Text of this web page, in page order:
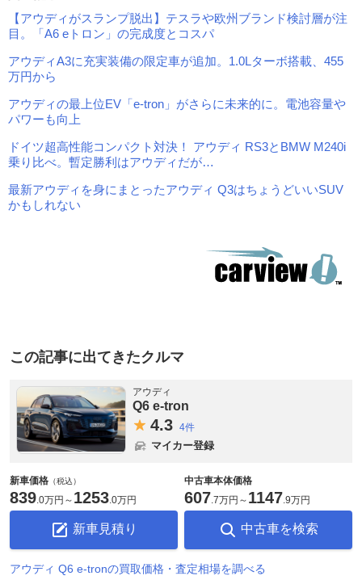
【アウディがスランプ脱出】テスラや欧州ブランド検討層が注
目。「A6 eトロン」の完成度とコスパ
アウディA3に充実装備の限定車が追加。1.0Lターボ搭載、455
万円から
アウディの最上位EV「e-tron」がさらに未来的に。電池容量や
パワーも向上
ドイツ超高性能コンパクト対決！ アウディ RS3とBMW M240i
乗り比べ。暫定勝利はアウディだが…
最新アウディを身にまとったアウディ Q3はちょうどいいSUV
かもしれない
この記事に出てきたクルマ
アウディ
Q6 e-tron
4.3 4件
マイカー登録
新車価格 （税込）
839 0万円 ～ 1253 0万円
新車見積り
中古車本体価格
607 7万円 ～ 1147 9万円
中古車を検索
アウディ Q6 e-tronの買取価格・査定相場を調べる